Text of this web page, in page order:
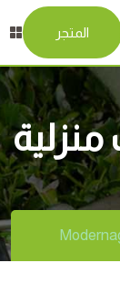
المتجر